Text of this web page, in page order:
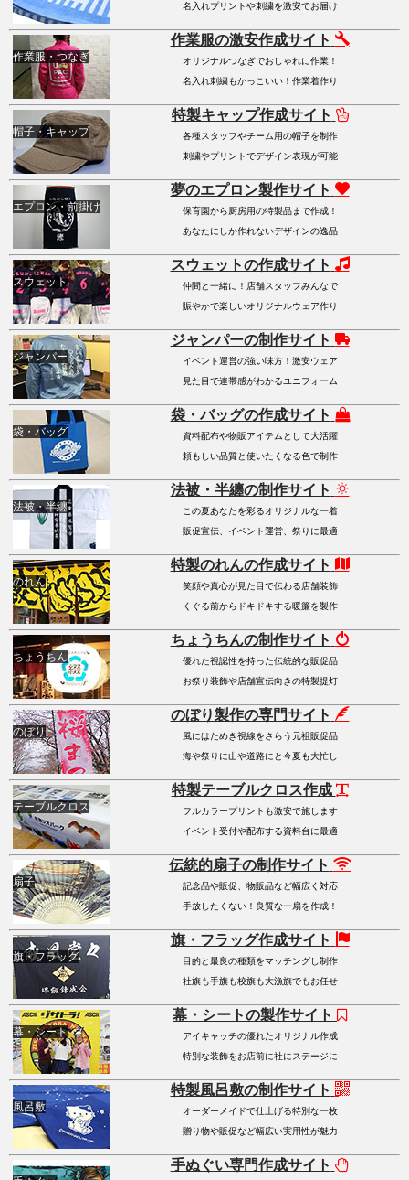
名入れプリントや刺繍を激安でお届け
作業服・つなぎ
作業服の激安作成サイト
オリジナルつなぎでおしゃれに作業！
名入れ刺繍もかっこいい！作業着作り
帽子・キャップ
特製キャップ作成サイト
各種スタッフやチーム用の帽子を制作
刺繍やプリントでデザイン表現が可能
エプロン・前掛け
夢のエプロン製作サイト
保育園から厨房用の特製品まで作成！
あなたにしか作れないデザインの逸品
スウェット
スウェットの作成サイト
仲間と一緒に！店舗スタッフみんなで
賑やかで楽しいオリジナルウェア作り
ジャンパー
ジャンパーの制作サイト
イベント運営の強い味方！激安ウェア
見た目で連帯感がわかるユニフォーム
袋・バッグ
袋・バッグの作成サイト
資料配布や物販アイテムとして大活躍
頼もしい品質と使いたくなる色で制作
法被・半纏
法被・半纏の制作サイト
この夏あなたを彩るオリジナルな一着
販促宣伝、イベント運営、祭りに最適
のれん
特製のれんの作成サイト
笑顔や真心が見た目で伝わる店舗装飾
くぐる前からドキドキする暖簾を製作
ちょうちん
ちょうちんの制作サイト
優れた視認性を持った伝統的な販促品
お祭り装飾や店舗宣伝向きの特製提灯
のぼり
のぼり製作の専門サイト
風にはためき視線をさらう元祖販促品
海や祭りに山や道路にと今夏も大忙し
テーブルクロス
特製テーブルクロス作成
フルカラープリントも激安で施します
イベント受付や配布する資料台に最適
扇子
伝統的扇子の制作サイト
記念品や販促、物販品など幅広く対応
手放したくない！良質な一扇を作成！
旗・フラッグ
旗・フラッグ作成サイト
目的と最良の種類をマッチングし制作
社旗も手旗も校旗も大漁旗でもお任せ
幕・シート
幕・シートの製作サイト
アイキャッチの優れたオリジナル作成
特別な装飾をお店前に社にステージに
風呂敷
特製風呂敷の制作サイト
オーダーメイドで仕上げる特別な一枚
贈り物や販促など幅広い実用性が魅力
手ぬぐい専門作成サイト